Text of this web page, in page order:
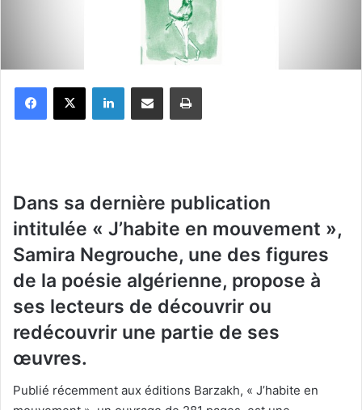
Dans sa dernière publication
intitulée « J’habite en mouvement »,
Samira Negrouche, une des figures
de la poésie algérienne, propose à
ses lecteurs de découvrir ou
redécouvrir une partie de ses
œuvres.
Publié récemment aux éditions Barzakh, « J’habite en